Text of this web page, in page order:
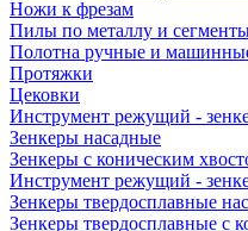
Ножи к фрезам
Пилы по металлу и
Полотна ручные и
Протяжки
Цековки
Инструмент режущий -
Зенкеры насадные
Зенкеры с коническим
Инструмент режущий -
Зенкеры твердосплавные
Зенкеры твердосплавные с